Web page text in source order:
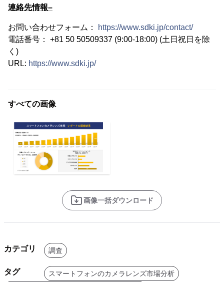
連絡先情報–
お問い合わせフォーム：
https://www.sdki.jp/contact/
電話番号： +81 50 50509337 (9:00-18:00) (土日祝日を除
く)
URL: https://www.sdki.jp/
すべての画像
画像一括ダウンロード
カテゴリ 調査
タグ
スマートフォンのカメラレンズ市場分析